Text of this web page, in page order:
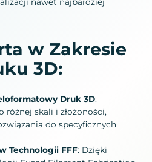
w Zakresie
3D:
Druk 3D:
różnej skali i złożoności,
do specyficznych
Technologii FFF: Dzięki